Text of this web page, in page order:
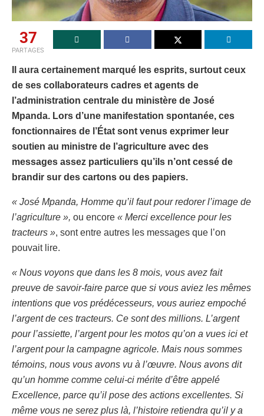
37
PARTAGES
Il aura certainement marqué les esprits, surtout ceux
de ses collaborateurs cadres et agents de
l’administration centrale du ministère de José
Mpanda. Lors d’une manifestation spontanée, ces
fonctionnaires de l’État sont venus exprimer leur
soutien au ministre de l’agriculture avec des
messages assez particuliers qu’ils n’ont cessé de
brandir sur des cartons ou des papiers.
« José Mpanda, Homme qu’il faut pour redorer l’image de
l’agriculture », ou encore « Merci excellence pour les
tracteurs », sont entre autres les messages que l’on
pouvait lire.
« Nous voyons que dans les 8 mois, vous avez fait
preuve de savoir-faire parce que si vous aviez les mêmes
intentions que vos prédécesseurs, vous auriez empoché
l’argent de ces tracteurs. Ce sont des millions. L’argent
pour l’assiette, l’argent pour les motos qu’on a vues ici et
l’argent pour la campagne agricole. Mais nous sommes
témoins, nous vous avons vu à l’œuvre. Nous avons dit
qu’un homme comme celui-ci mérite d’être appelé
Excellence, parce qu’il pose des actions excellentes. Si
même vous ne serez plus là, l’histoire retiendra qu’il y a